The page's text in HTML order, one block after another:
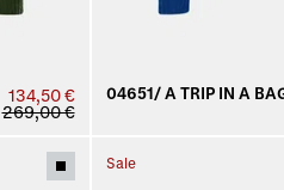
134,50 €
269,00 €
04651/ A TRIP IN A
Sale